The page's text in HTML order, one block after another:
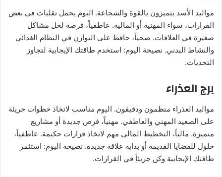
مواليد الأسد يتميزون بالقوة والشجاعة. اليوم يحمل تقلبات في بعض
القرارات، سواء المهنية أو المالية. عاطفياً، فرصة لحل مشاكل
صغيرة في العلاقات. صحياً، حافظ على التوازن في النظام الغذائي
والنشاط البدني. نصيحة اليوم: استخدم طاقتك الإيجابية لتجاوز
التحديات.
برج العذراء
مواليد العذراء منظمون ودقيقون. اليوم مناسب لاتخاذ خطوات جريئة
على الصعيد المهني والعاطفي. مهنياً، فرص جديدة أو مشاريع
متميزة. مالياً، التخطيط المالي مهم لاتخاذ قرارات حكيمة. عاطفياً،
حلول للقضايا القديمة أو بداية علاقة جديدة. نصيحة اليوم: استثمر
طاقتك الإيجابية وكن جريئاً في القرارات.